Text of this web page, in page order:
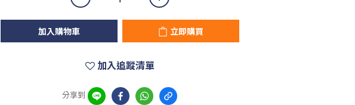
加入購物車 立即購買
加入追蹤清單
分享到